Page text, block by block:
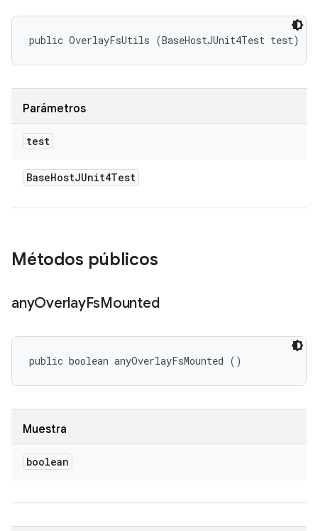
public OverlayFsUtils (BaseHostJUnit4Test test)
Parámetros
test
BaseHostJUnit4Test
Métodos públicos
anyOverlayFsMounted
public boolean anyOverlayFsMounted ()
Muestra
boolean